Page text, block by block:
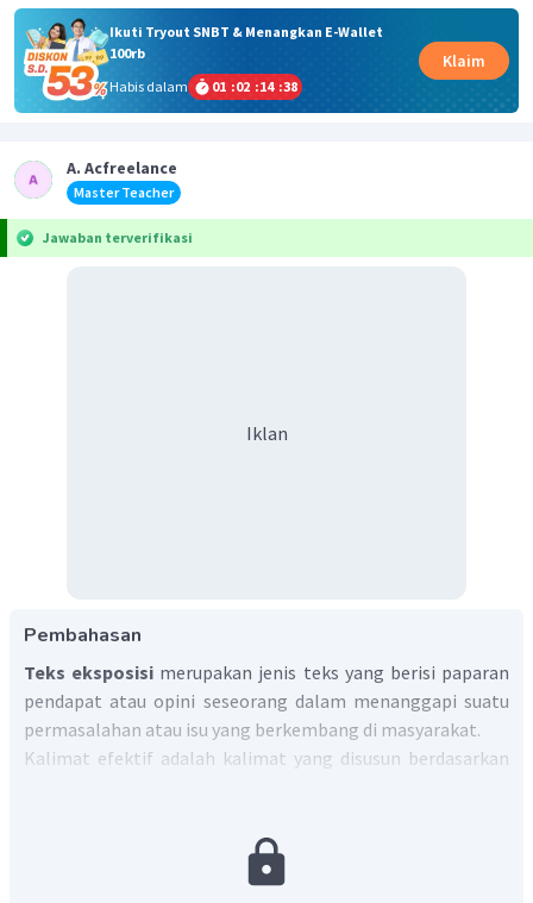
Ikuti Tryout SNBT & Menangkan E-Wallet
100rb
Habis dalam
01 :02 :14 :38
Klaim
A. Acfreelance
Master Teacher
Jawaban terverifikasi
Iklan
Pembahasan
Teks eksposisi merupakan jenis teks yang berisi paparan
pendapat atau opini seseorang dalam menanggapi suatu
permasalahan atau isu yang berkembang di masyarakat.
Kalimat efektif adalah kalimat yang disusun berdasarkan
jelas, tidak terdapat subjek ganda, predikat kalimat tidak
didahului oleh kata yang, serta bentuknya pararel.